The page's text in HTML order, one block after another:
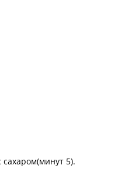
сахаром(минут 5).